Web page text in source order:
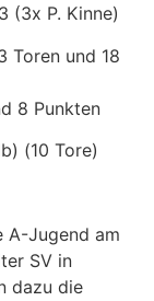
(3x P. Kinne)
Toren und 18
8 Punkten
(10 Tore)
A-Jugend am
SV in
dazu die